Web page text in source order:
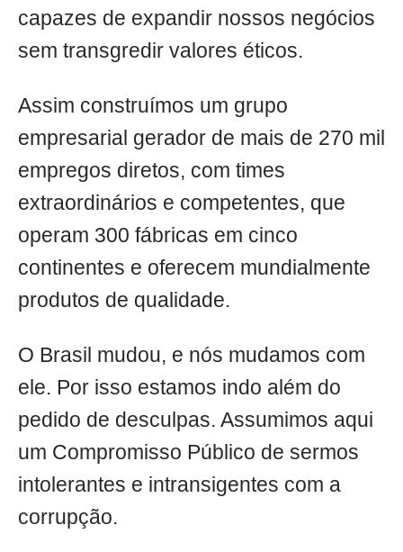
capazes de expandir nossos negócios
sem transgredir valores éticos.
Assim construímos um grupo
empresarial gerador de mais de 270 mil
empregos diretos, com times
extraordinários e competentes, que
operam 300 fábricas em cinco
continentes e oferecem mundialmente
produtos de qualidade.
O Brasil mudou, e nós mudamos com
ele. Por isso estamos indo além do
pedido de desculpas. Assumimos aqui
um Compromisso Público de sermos
intolerantes e intransigentes com a
corrupção.